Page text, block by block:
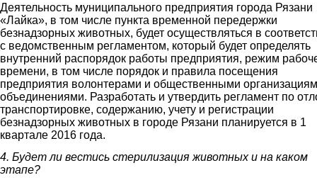
Деятельность муниципального предприятия города Рязани
«Лайка», в том числе пункта временной передержки
безнадзорных животных, будет осуществляться в
с ведомственным регламентом, который будет определять
внутренний распорядок работы предприятия, режим
времени, в том числе порядок и правила посещения
предприятия волонтерами и общественными
объединениями. Разработать и утвердить регламент по
транспортировке, содержанию, учету и регистрации
безнадзорных животных в городе Рязани планируется в 1
квартале 2016 года.
4. Будет ли вестись стерилизация животных и на каком
этапе?